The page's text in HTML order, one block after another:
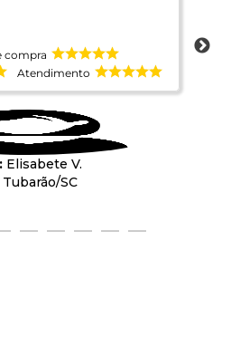
compra
Atendimento
Elisabete V.
Tubarão/SC